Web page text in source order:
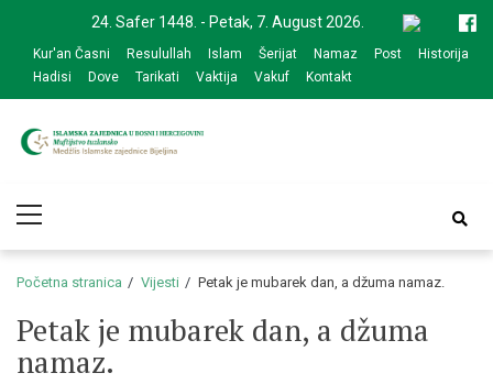
navigation
content
24. Safer 1448. - Petak, 7. August 2026.
Kur'an Časni Resulullah Islam Šerijat Namaz Post
Historija
Hadisi
Dove Tarikati Vaktija Vakuf Kontakt
zajednice Bijeljina
Menu
Početna stranica Vijesti Petak je mubarek dan, a džuma namaz.
Petak je mubarek dan, a džuma
namaz.